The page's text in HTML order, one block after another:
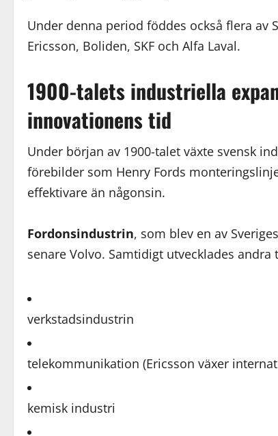
Under denna period föddes också flera av
Ericsson, Boliden, SKF och Alfa Laval.
1900-talets industriella
innovationens tid
Under början av 1900-talet växte svensk
förebilder som Henry Fords
effektivare än någonsin.
Fordonsindustrin, som blev en av
senare Volvo. Samtidigt utvecklades
verkstadsindustrin
telekommunikation (Ericsson växer
kemisk industri